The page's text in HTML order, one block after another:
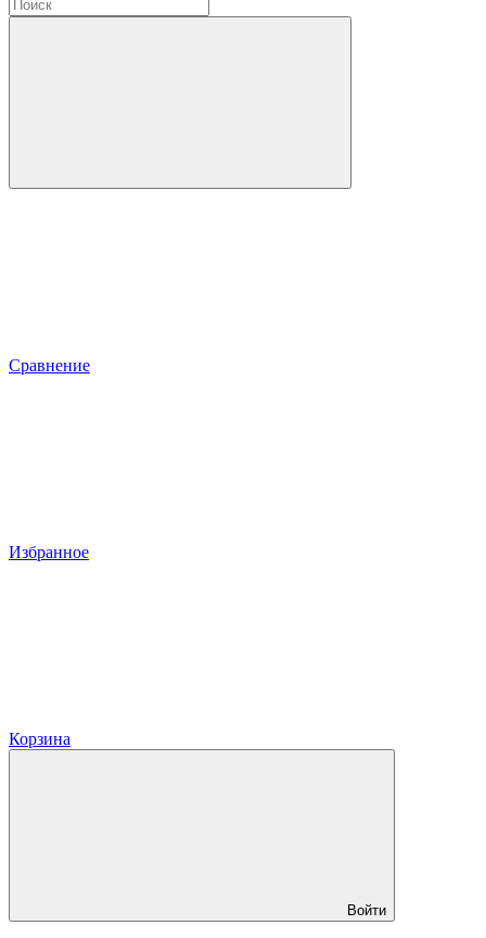
Сравнение
Избранное
Корзина
Войти